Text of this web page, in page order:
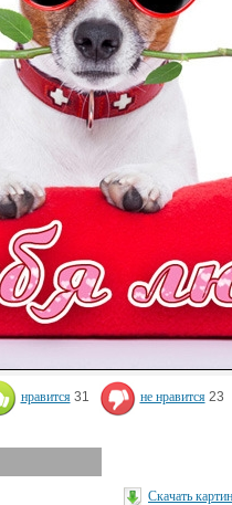
нравится 31 не нравится 23
Скачать